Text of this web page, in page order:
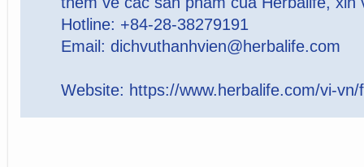
Hotline: +84-28-38279191
Email: dichvuthanhvien@herbalife.com
Website: https://www.herbalife.com/vi-